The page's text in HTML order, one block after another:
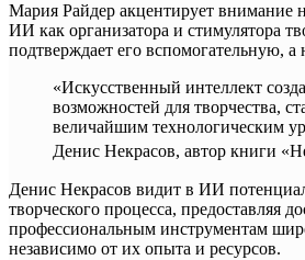
Мария Райдер акцентирует внимание
ИИ как организатора и стимулятора
подтверждает его вспомогательную,
«Искусственный интеллект
возможностей для творчества,
величайшим технологическим
Денис Некрасов, автор книги
Денис Некрасов видит в ИИ
творческого процесса, предоставляя
профессиональным инструментам
независимо от их опыта и ресурсов.